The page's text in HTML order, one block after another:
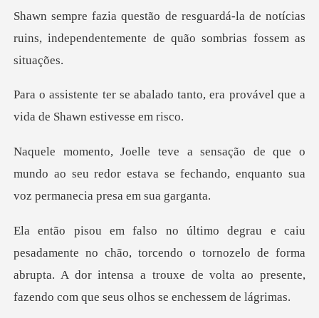
-la de notícias
ruins, independentement
o tanto, era provável que a
vid
o
mundo ao seu redor estava se fechando, enqu
torcendo o tornozelo de forma
abrupta. A dor intensa a trouxe de vol